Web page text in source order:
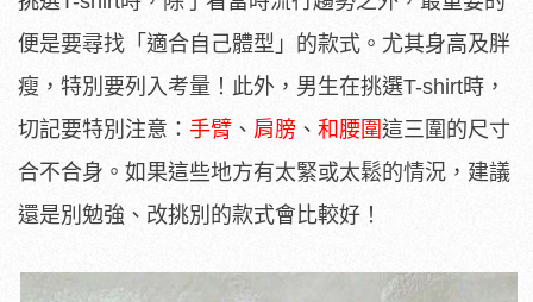
便是要尋找「適合自己體型」的款式。尤其身高及胖
瘦，特別要列入考量！此外，男生在挑選T-shirt時，
切記要特別注意： 手臂 、 肩膀 、 和腰圍這三圍的尺寸
合不合身。如果這些地方有太緊或太鬆的情況，建議
還是別勉強、改挑別的款式會比較好！